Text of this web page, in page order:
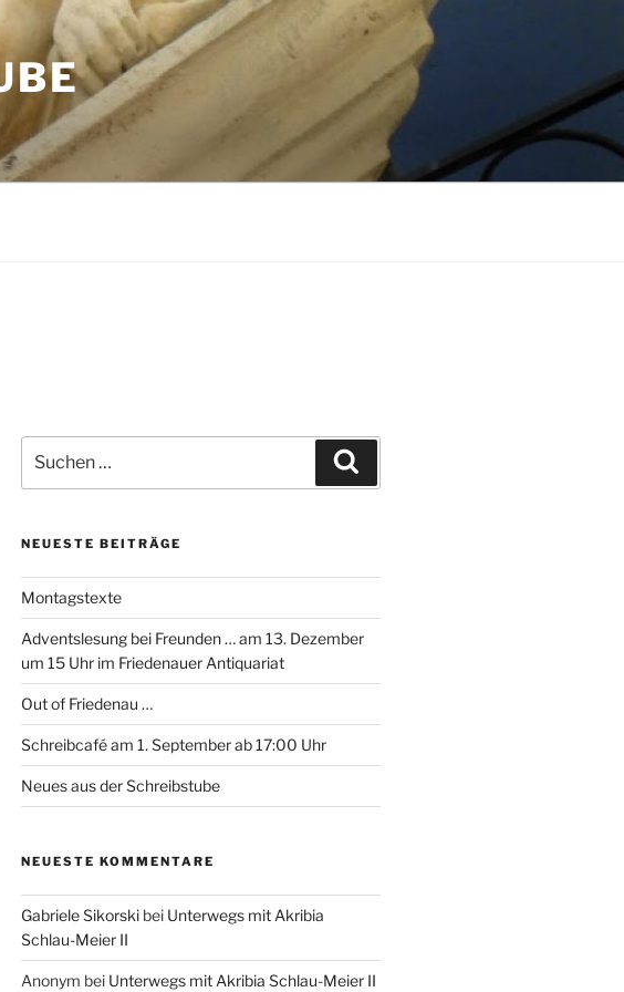
nach:
NEUESTE BEITRÄGE
Montagstexte
Adventslesung bei Freunden … am 13. Dezember
um 15 Uhr im Friedenauer Antiquariat
Out of Friedenau …
Schreibcafé am 1. September ab 17:00 Uhr
Neues aus der Schreibstube
NEUESTE KOMMENTARE
Gabriele Sikorskibei Unterwegs mit Akribia
Schlau-Meier II
Anonym bei Unterwegs mit Akribia Schlau-Meier II